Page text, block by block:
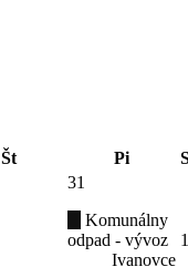
Št Pi
31
Komunálny
odpad - vývoz
Ivanovce
1